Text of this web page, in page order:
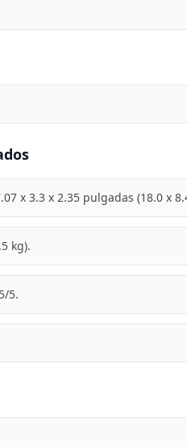
x 3.3 x 2.35 pulgadas (18.0 x
kg).
5.